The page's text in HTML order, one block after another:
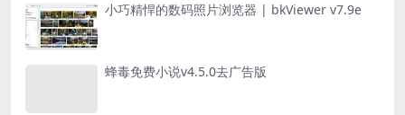
小巧精悍的数码照片浏览器 | bkViewer v7.9e
蜂毒免费小说v4.5.0去广告版